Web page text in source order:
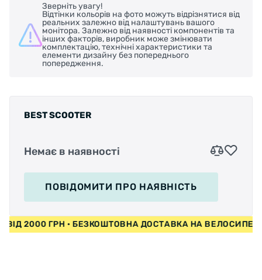
Зверніть увагу!
Відтінки кольорів на фото можуть відрізнятися від
реальних залежно від налаштувань вашого
монітора. Залежно від наявності компонентів та
інших факторів, виробник може змінювати
комплектацію, технічні характеристики та
елементи дизайну без попереднього
попередження.
BEST SCOOTER
Немає в наявності
ПОВІДОМИТИ ПРО НАЯВНІСТЬ
ВІД 2000 ГРН • БЕЗКОШТОВНА ДОСТАВКА НА